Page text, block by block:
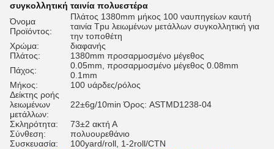
συγκολλητική ταινία πολυεστέρα
Όνομα
Προϊόντος:
Πλάτος 1380mm μήκος 100 ναυπηγείων καυτή
ταινία Tpu λειωμένων μετάλλων συγκολλητική για
την τοποθέτη
Χρώμα:
διαφανής
Πλάτος:
1380mm προσαρμοσμένο μέγεθος
Πάχος:
0.05mm, προσαρμοσμένο μέγεθος 0.08mm
0.1mm
Μήκος:
100 υάρδες/ρόλος
Δείκτης ροής
λειωμένων
μετάλλων:
22±6g/10min Όρος: ASTMD1238-04
Σκληρότητα:
73±2 ακτή Α
Σύνθεση:
πολυουρεθάνιο
Συσκευασία:
100yard/roll, 1-2roll/CTN